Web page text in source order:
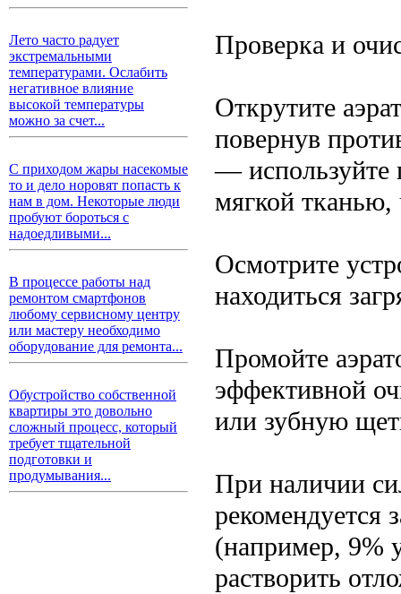
Лето часто радует
экстремальными
температурами. Ослабить
негативное влияние
высокой температуры
можно за счет...
С приходом жары насекомые
то и дело норовят попасть к
нам в дом. Некоторые люди
пробуют бороться с
надоедливыми...
В процессе работы над
ремонтом смартфонов
любому сервисному центру
или мастеру необходимо
оборудование для ремонта...
Обустройство собственной
квартиры это довольно
сложный процесс, который
требует тщательной
подготовки и
продумывания...
Проверка и
Открутите
повернув
— используйте
мягкой тканью,
Осмотрите
находиться
Промойте
эффективной
или зубную
При наличии
рекомендуется
(например, 9%
растворить